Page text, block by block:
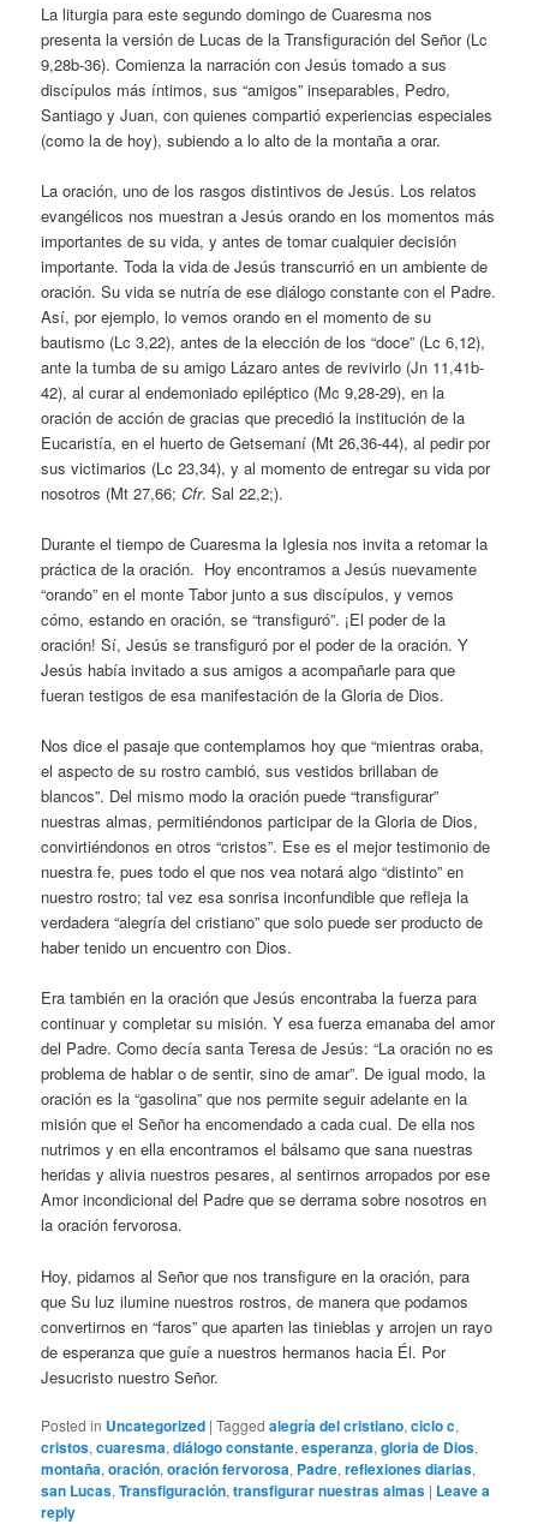
La liturgia para este segundo domingo de Cuaresma nos
presenta la versión de Lucas de la Transfiguración del Señor (Lc
9,28b-36). Comienza la narración con Jesús tomado a sus
discípulos más íntimos, sus “amigos” inseparables, Pedro,
Santiago y Juan, con quienes compartió experiencias especiales
(como la de hoy), subiendo a lo alto de la montaña a orar.
La oración, uno de los rasgos distintivos de Jesús. Los relatos
evangélicos nos muestran a Jesús orando en los momentos más
importantes de su vida, y antes de tomar cualquier decisión
importante. Toda la vida de Jesús transcurrió en un ambiente de
oración. Su vida se nutría de ese diálogo constante con el Padre.
Así, por ejemplo, lo vemos orando en el momento de su
bautismo (Lc 3,22), antes de la elección de los “doce” (Lc 6,12),
ante la tumba de su amigo Lázaro antes de revivirlo (Jn 11,41b-
42), al curar al endemoniado epiléptico (Mc 9,28-29), en la
oración de acción de gracias que precedió la institución de la
Eucaristía, en el huerto de Getsemaní (Mt 26,36-44), al pedir por
sus victimarios (Lc 23,34), y al momento de entregar su vida por
nosotros (Mt 27,66;Cfr. Sal 22,2;).
Durante el tiempo de Cuaresma la Iglesia nos invita a retomar la
práctica de la oración. Hoy encontramos a Jesús nuevamente
“orando” en el monte Tabor junto a sus discípulos, y vemos
cómo, estando en oración, se “transfiguró”. ¡El poder de la
oración! Sí, Jesús se transfiguró por el poder de la oración. Y
Jesús había invitado a sus amigos a acompañarle para que
fueran testigos de esa manifestación de la Gloria de Dios.
Nos dice el pasaje que contemplamos hoy que “mientras oraba,
el aspecto de su rostro cambió, sus vestidos brillaban de
blancos”. Del mismo modo la oración puede “transfigurar”
nuestras almas, permitiéndonos participar de la Gloria de Dios,
convirtiéndonos en otros “cristos”. Ese es el mejor testimonio de
nuestra fe, pues todo el que nos vea notará algo “distinto” en
nuestro rostro; tal vez esa sonrisa inconfundible que refleja la
verdadera “alegría del cristiano” que solo puede ser producto de
haber tenido un encuentro con Dios.
Era también en la oración que Jesús encontraba la fuerza para
continuar y completar su misión. Y esa fuerza emanaba del amor
del Padre. Como decía santa Teresa de Jesús: “La oración no es
problema de hablar o de sentir, sino de amar”. De igual modo, la
oración es la “gasolina” que nos permite seguir adelante en la
misión que el Señor ha encomendado a cada cual. De ella nos
nutrimos y en ella encontramos el bálsamo que sana nuestras
heridas y alivia nuestros pesares, al sentirnos arropados por ese
Amor incondicional del Padre que se derrama sobre nosotros en
la oración fervorosa.
Hoy, pidamos al Señor que nos transfigure en la oración, para
que Su luz ilumine nuestros rostros, de manera que podamos
convertirnos en “faros” que aparten las tinieblas y arrojen un rayo
de esperanza que guíe a nuestros hermanos hacia Él. Por
Jesucristo nuestro Señor.
Posted in Uncategorized |Tagged alegría del cristiano,ciclo c,
cristos,cuaresma,diálogo constante,esperanza,gloria de Dios,
montaña,oración,oración fervorosa, Padre,reflexiones diarias,
san Lucas,Transfiguración,transfigurar nuestras almas | Leave a
reply